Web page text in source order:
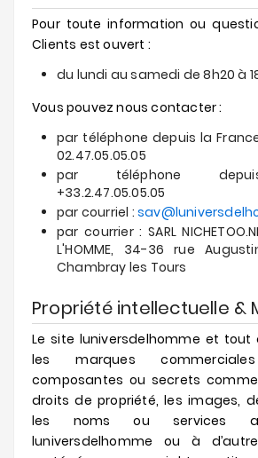
Promotions
Pour toute information ou
Clients est ouvert :
du lundi au samedi de 8h20 à
Vous pouvez nous contacter :
par téléphone depuis la
02.47.05.05.05
par téléphone
+33.2.47.05.05.05
par courriel :
par courrier : SARL
L'HOMME, 34-36 rue
Chambray les Tours
Propriété intellectuelle &
Le site luniversdelhomme et tout
les marques
composantes ou secrets
droits de propriété, les images,
les noms ou services
luniversdelhomme ou à